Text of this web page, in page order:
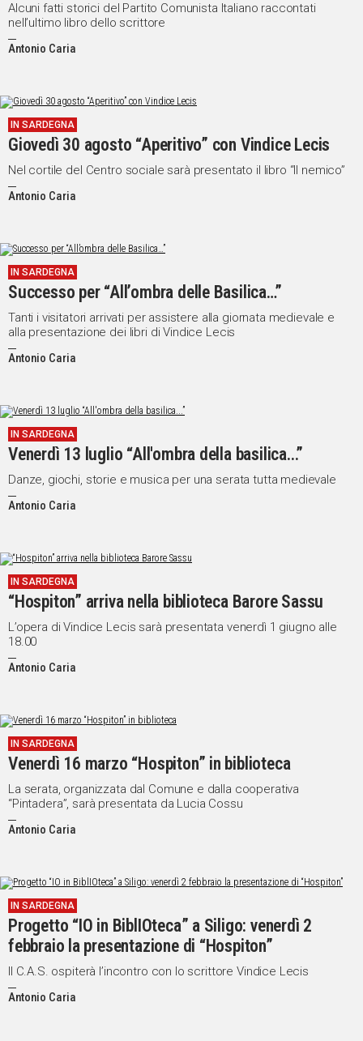
Alcuni fatti storici del Partito Comunista Italiano raccontati
nell’ultimo libro dello scrittore
Antonio Caria
IN SARDEGNA
Giovedì 30 agosto “Aperitivo” con Vindice Lecis
Nel cortile del Centro sociale sarà presentato il libro “Il nemico”
Antonio Caria
IN SARDEGNA
Successo per “All’ombra delle Basilica…”
Tanti i visitatori arrivati per assistere alla giornata medievale e
alla presentazione dei libri di Vindice Lecis
Antonio Caria
IN SARDEGNA
Venerdì 13 luglio “All'ombra della basilica...”
Danze, giochi, storie e musica per una serata tutta medievale
Antonio Caria
IN SARDEGNA
“Hospiton” arriva nella biblioteca Barore Sassu
L’opera di Vindice Lecis sarà presentata venerdì 1 giugno alle
18.00
Antonio Caria
IN SARDEGNA
Venerdì 16 marzo “Hospiton” in biblioteca
La serata, organizzata dal Comune e dalla cooperativa
“Pintadera”, sarà presentata da Lucia Cossu
Antonio Caria
IN SARDEGNA
Progetto “IO in BiblIOteca” a Siligo: venerdì 2
febbraio la presentazione di “Hospiton”
Il C.A.S. ospiterà l’incontro con lo scrittore Vindice Lecis
Antonio Caria